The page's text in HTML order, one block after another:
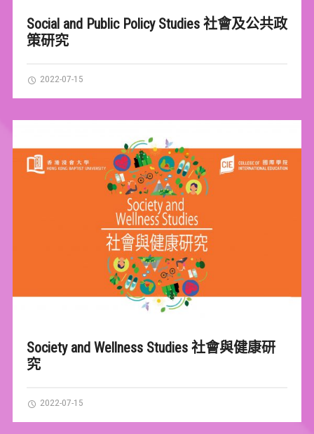
Social and Public Policy Studies 社會及公共政
策研究
2022-07-15
Society and Wellness Studies 社會與健康研
究
2022-07-15